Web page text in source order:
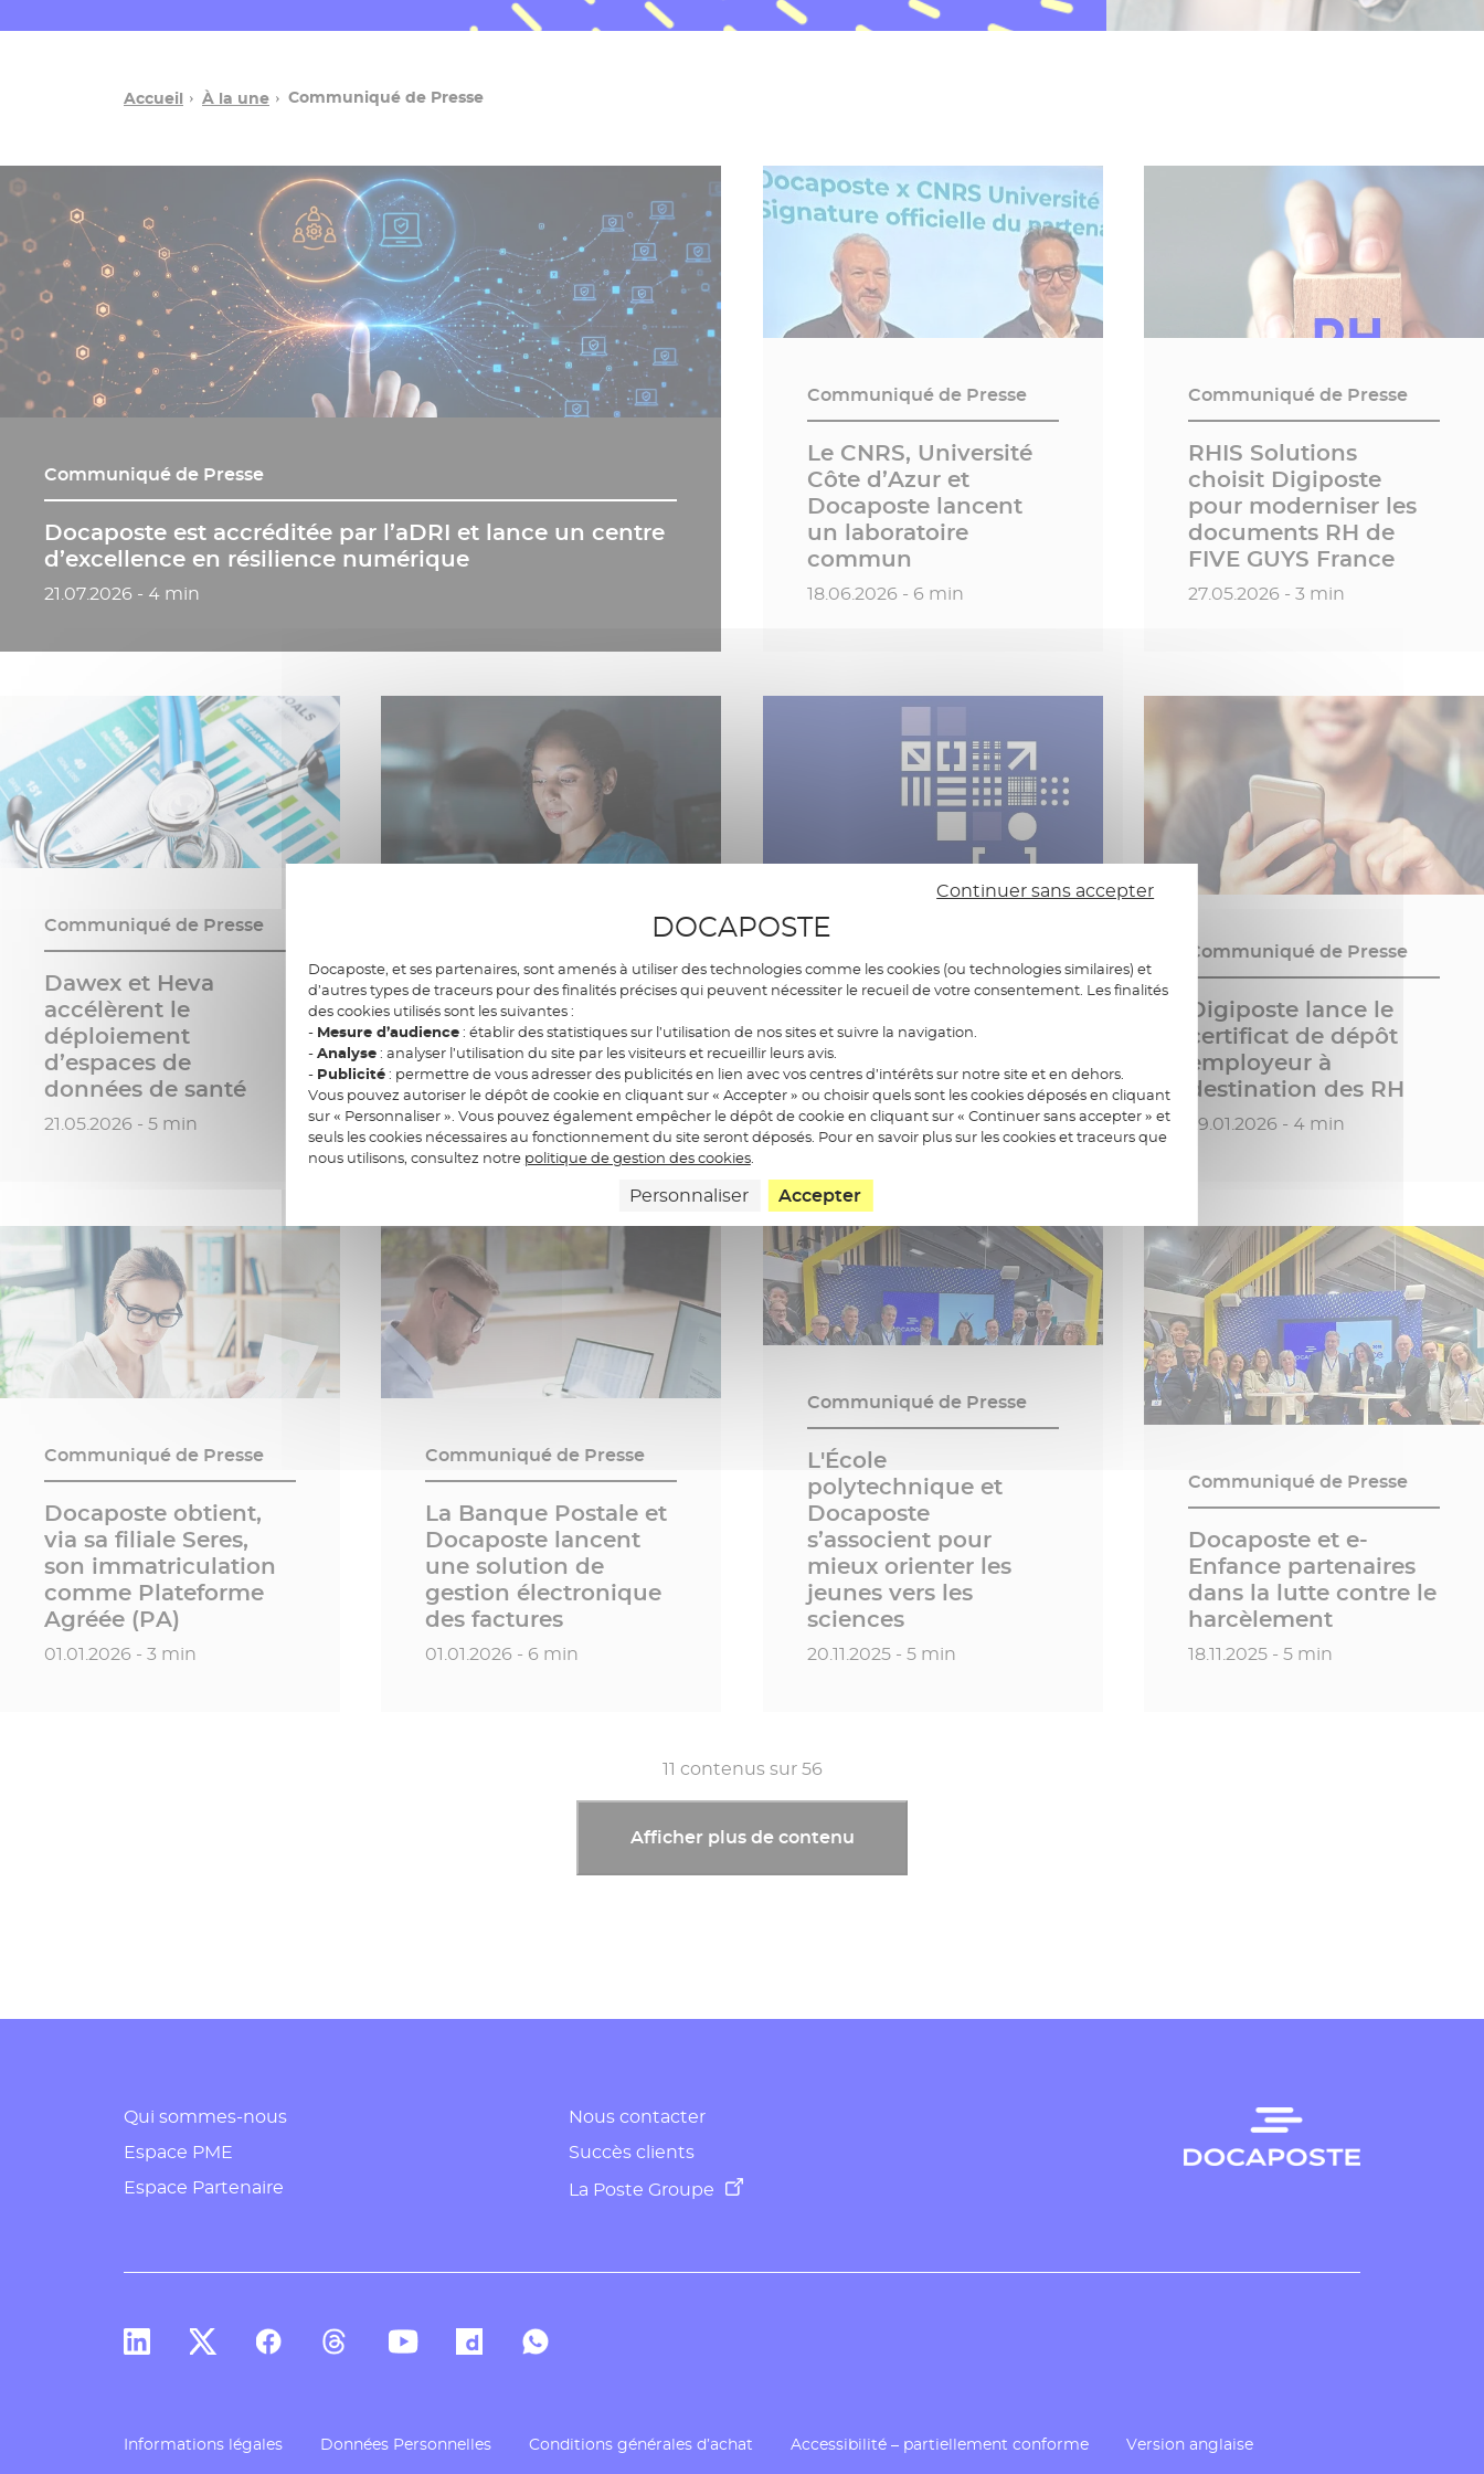
Accueil À la une Communiqué de Presse
Communiqué de Presse
Docaposte est accréditée par l’aDRI et lance un centre
d’excellence en résilience numérique
Date de publication
21.07.2026 - 4 min
Communiqué de Presse
Le CNRS, Université
Côte d’Azur et
Docaposte lancent
un laboratoire
commun
Date de publication
18.06.2026 - 6 min
Communiqué de Presse
RHIS Solutions
choisit Digiposte
pour moderniser les
documents RH de
FIVE GUYS France
Date de publication
27.05.2026 - 3 min
Communiqué de Presse
Dawex et Heva
accélèrent le
déploiement
d’espaces de
données de santé
Date de publication
21.05.2026 - 5 min
Communiqué de Presse
Docaposte crée
Docaposte Santé
Date de publication
11.05.2026 - 5 min
Baromètre de la
cybersécurité 2025
Date de publication
11.02.2026 - 6 min
Communiqué de Presse
Digiposte lance le
certificat de dépôt
employeur à
destination des RH
Date de publication
29.01.2026 - 4 min
Communiqué de Presse
Docaposte obtient,
via sa filiale Seres,
son immatriculation
comme Plateforme
Agréée (PA)
Date de publication
01.01.2026 - 3 min
Communiqué de Presse
La Banque Postale et
Docaposte lancent
une solution de
gestion électronique
des factures
Date de publication
01.01.2026 - 6 min
Communiqué de Presse
L'École
polytechnique et
Docaposte
s’associent pour
mieux orienter les
jeunes vers les
sciences
Date de publication
20.11.2025 - 5 min
Communiqué de Presse
Docaposte et e-
Enfance partenaires
dans la lutte contre le
harcèlement
Date de publication
18.11.2025 - 5 min
11 contenus sur 56
Afficher plus de contenu
Qui sommes-nous
Espace PME
Espace Partenaire
Nous contacter
Succès clients
La Poste Groupe
Compte Linkedin de Docaposte
Compte X de Docaposte
Compte Facebook de Docaposte
Compte Threads de Docaposte
Compte Youtube de Docaposte
Compte Dailymotion de Docaposte
Compte WhatsApp de Docaposte
Informations légales Données Personnelles Conditions générales d’achat Accessibilité – partiellement conforme
Version anglaise
Continuer sans accepter
DOCAPOSTE
Docaposte, et ses partenaires, sont amenés à utiliser des technologies comme les cookies (ou technologies similaires) et
d’autres types de traceurs pour des finalités précises qui peuvent nécessiter le recueil de votre consentement. Les finalités
des cookies utilisés sont les suivantes :
- Mesure d’audience: établir des statistiques sur l’utilisation de nos sites et suivre la navigation.
-Analyse: analyser l’utilisation du site par les visiteurs et recueillir leurs avis.
- Publicité: permettre de vous adresser des publicités en lien avec vos centres d’intérêts sur notre site et en dehors.
Vous pouvez autoriser le dépôt de cookie en cliquant sur « Accepter » ou choisir quels sont les cookies déposés en cliquant
sur « Personnaliser ». Vous pouvez également empêcher le dépôt de cookie en cliquant sur « Continuer sans accepter » et
seuls les cookies nécessaires au fonctionnement du site seront déposés. Pour en savoir plus sur les cookies et traceurs que
nous utilisons, consultez notre politique de gestion des cookies.
Personnaliser Accepter